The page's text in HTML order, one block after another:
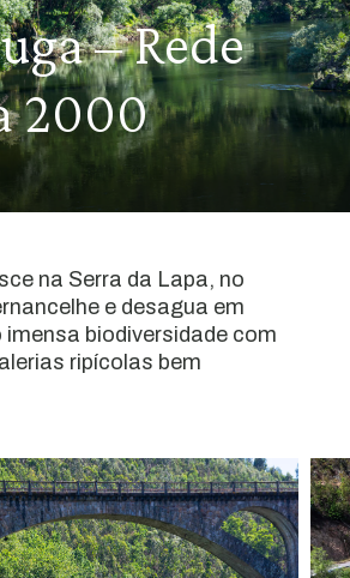
– Rede
2000
na Serra da Lapa, no
e desagua em
biodiversidade com
ripícolas bem